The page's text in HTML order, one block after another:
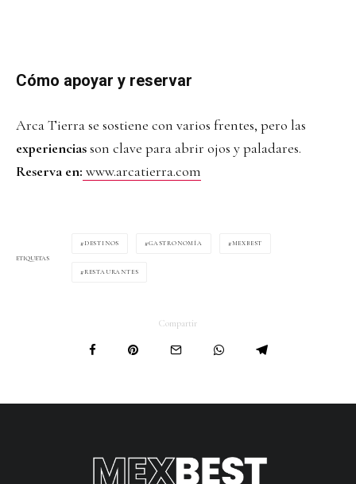
Cómo apoyar y reservar
Arca Tierra se sostiene con varios frentes, pero las
experienciasson clave para abrir ojos y paladares.
Reserva en: www.arcatierra.com
ETIQUETAS
DESTINOS GASTRONOMÍA MEXBEST
RESTAURANTES
Compartir